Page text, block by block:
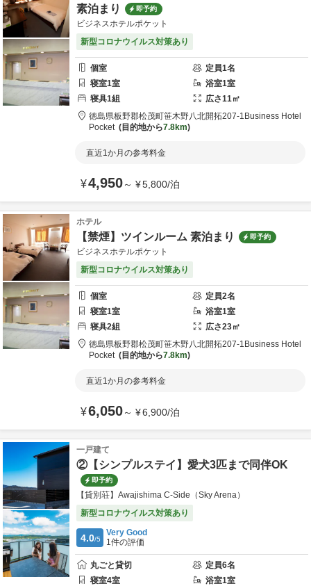
素泊まり
即予約
ビジネスホテルポケット
新型コロナウイルス対策あり
個室 定員1名
寝室1室 浴室1室
寝具1組 広さ11㎡
徳島県板野郡松茂町笹木野八北開拓207-1 Business Hotel
Pocket
目的地から7.8km
直近1か月の参考料金
¥4,950～ ¥5,800/泊
ホテル
【禁煙】ツインルーム 素泊まり 即予約
ビジネスホテルポケット
新型コロナウイルス対策あり
個室 定員2名
寝室1室 浴室1室
寝具2組 広さ23㎡
徳島県板野郡松茂町笹木野八北開拓207-1 Business Hotel
Pocket
目的地から7.8km
直近1か月の参考料金
¥6,050～ ¥6,900/泊
一戸建て
②【シンプルステイ】愛犬3匹まで同伴OK
即予約
【貸別荘】Awajishima C-Side（Sky Arena）
新型コロナウイルス対策あり
4.0/5
Very Good
1件の評価
丸ごと貸切 定員6名
寝室4室 浴室1室